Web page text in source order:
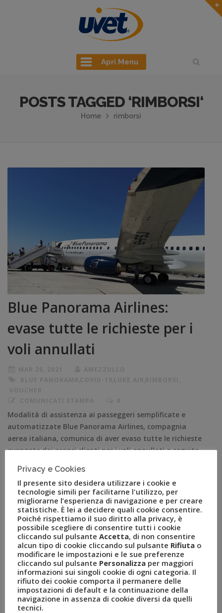
Apri Menu
POSTS TAGGED ‘RIMBORSI‘
Home rimborsi
Blue Panorama Airlines:
evase tutte le richieste per i
voli annullati
Modalità di assistenza ai passeggeri semplificate e
automatizzate Blue Panorama Airlines, compagnia
aerea italiana, comunica di aver evaso tutte le richieste
avanzate dai propri clienti per i voli annullati a seguito
alle partenze dell’estate: circa 69.000 rimborsi, per un
valore di oltre 8.000.000 di euro di biglietteria non […]
RECENT POSTS
Privacy e Cookies
Il presente sito desidera utilizzare i cookie e
tecnologie simili per facilitarne l'utilizzo, per
migliorarne l’esperienza di navigazione e per creare
statistiche. È lei a decidere quali cookie consentire.
Poiché rispettiamo il suo diritto alla privacy, è
possibile scegliere di consentire tutti i cookie
cliccando sul pulsante Accetta, di non consentire
alcun tipo di cookie cliccando sul pulsante Rifiuta o
modificare le impostazioni e le sue preferenze
cliccando sul pulsante Personalizza per maggiori
informazioni sui singoli cookie di ogni categoria. Il
rifiuto dei cookie comporta il permanere delle
impostazioni di default e la continuazione della
navigazione in assenza di cookie diversi da quelli
tecnici.